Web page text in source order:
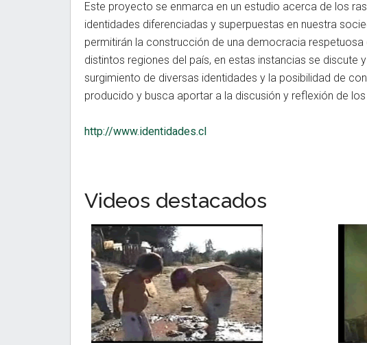
Este proyecto se enmarca en un estudio acerca de los
identidades diferenciadas y superpuestas en nuestra
permitirán la construcción de una democracia
distintos regiones del país, en estas instancias se
surgimiento de diversas identidades y la posibilidad de
producido y busca aportar a la discusión y reflexión de
http://www.identidades.cl
Videos destacados